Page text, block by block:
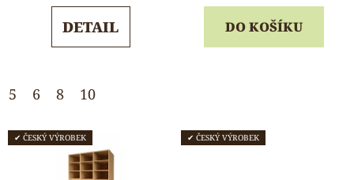
5,0
z
DETAIL
5 6 8 10
5,0
z
DO KOŠÍKU
✔ ČESKÝ VÝROBEK ✔ ČESKÝ VÝROBEK